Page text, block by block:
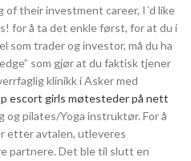
of their investment career, I´d like
for å ta det enkle først, for at du i
trader og investor, må du ha
som gjør at du faktisk tjener
klinikk i Asker med
escort girls møtesteder på nett
pilates/Yoga instruktør. For å
etter avtalen, utleveres
partnere. Det ble til slutt en